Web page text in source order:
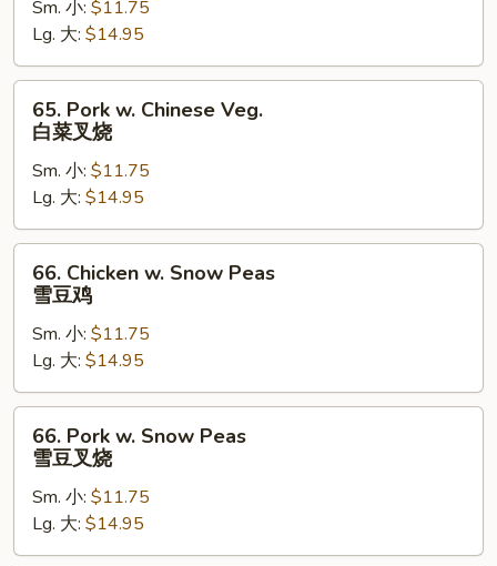
Chinese
Veg.
白
菜
Sm. 小: $11.75
Lg. 大: $14.95
Pork
Chinese
Veg.
白
菜
65. Pork w. Chinese Veg.
白菜叉烧
Sm. 小: $11.75
Lg. 大: $14.95
Chicken
Snow
Peas
雪
豆
66. Chicken w. Snow Peas
雪豆鸡
Sm. 小: $11.75
Lg. 大: $14.95
Pork
Snow
Peas
雪
66. Pork w. Snow Peas
雪豆叉烧
Sm. 小: $11.75
Lg. 大: $14.95